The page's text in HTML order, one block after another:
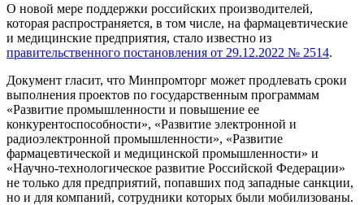
О новой мере поддержки российских производителей,
которая распространяется, в том числе, на фармацевтические
и медицинские предприятия, стало известно из
правительственного постановления от 29.12.2022 № 2514.
Документ гласит, что Минпромторг может продлевать сроки
выполнения проектов по государственным программам
«Развитие промышленности и повышение ее
конкурентоспособности», «Развитие электронной и
радиоэлектронной промышленности», «Развитие
фармацевтической и медицинской промышленности» и
«Научно-технологическое развитие Российской Федерации»
не только для предприятий, попавших под западные санкции,
но и для компаний, сотрудники которых были мобилизованы.